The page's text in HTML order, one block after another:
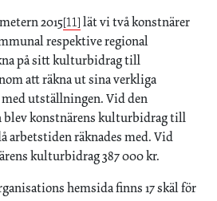
2015[11] lät vi två konstnärer
respektive regional
på sitt kulturbidrag till
att räkna ut sina verkliga
utställningen. Vid den
blev konstnärens kulturbidrag till
arbetstiden räknades med. Vid
kulturbidrag 387 000 kr.
hemsida finns 17 skäl för